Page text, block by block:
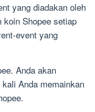
yang diadakan oleh
koin Shopee setiap
event yang
Anda akan
Anda memainkan